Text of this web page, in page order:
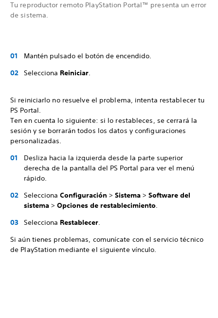
Tu reproductor remoto PlayStation Portal™ presenta un error
de sistema.
Mantén pulsado el botón de encendido.
Selecciona Reiniciar.
Si reiniciarlo no resuelve el problema, intenta restablecer tu
PS Portal.
Ten en cuenta lo siguiente: si lo restableces, se cerrará la
sesión y se borrarán todos los datos y configuraciones
personalizadas.
Desliza hacia la izquierda desde la parte superior
derecha de la pantalla del PS Portal para ver el menú
rápido.
Selecciona Configuración > Sistema > Software del
sistema > Opciones de restablecimiento.
Selecciona Restablecer.
Si aún tienes problemas, comunícate con el servicio técnico
de PlayStation mediante el siguiente vínculo.